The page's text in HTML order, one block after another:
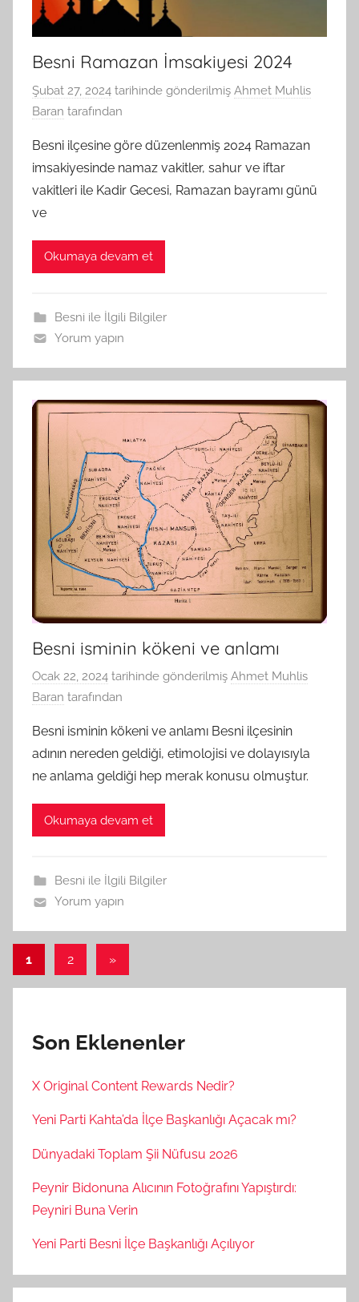
Besni Ramazan İmsakiyesi 2024
Şubat 27, 2024 tarihinde gönderilmiş Ahmet Muhlis
Baran tarafından
Besni ilçesine göre düzenlenmiş 2024 Ramazan
imsakiyesinde namaz vakitler, sahur ve iftar
vakitleri ile Kadir Gecesi, Ramazan bayramı günü
ve
Okumaya devam et
Besni ile İlgili Bilgiler
Yorum yapın
Besni isminin kökeni ve anlamı
Ocak 22, 2024 tarihinde gönderilmiş Ahmet Muhlis
Baran tarafından
Besni isminin kökeni ve anlamı Besni ilçesinin
adının nereden geldiği, etimolojisi ve dolayısıyla
ne anlama geldiği hep merak konusu olmuştur.
Okumaya devam et
Besni ile İlgili Bilgiler
Yorum yapın
Yazı
sayfalaması
1 2
Sonraki
»
Son Eklenenler
X Original Content Rewards Nedir?
Yeni Parti Kahta’da İlçe Başkanlığı Açacak mı?
Dünyadaki Toplam Şii Nüfusu 2026
Peynir Bidonuna Alıcının Fotoğrafını Yapıştırdı:
Peyniri Buna Verin
Yeni Parti Besni İlçe Başkanlığı Açılıyor